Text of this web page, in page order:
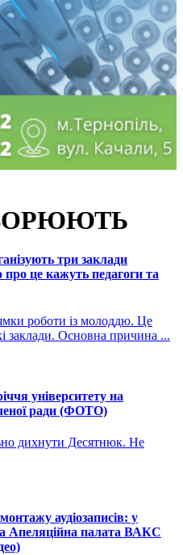
три заклади
про це кажуть педагоги та
роботи із молоддю. Це
заклади. Основна причина ...
університету на
ради (ФОТО)
дихнути Десятнюк. Не
аудіозаписів: у
Апеляційна палата ВАКС